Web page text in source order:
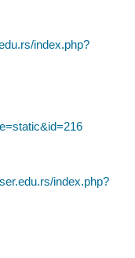
index.php?
index.php?